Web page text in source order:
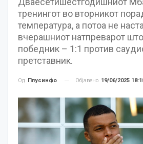
тренингот во вторникот
температура, а потоа не
вчерашниот натпреварот
победник – 1:1 против
претставник.
Од Плусинфо Објавено 19/06/2025